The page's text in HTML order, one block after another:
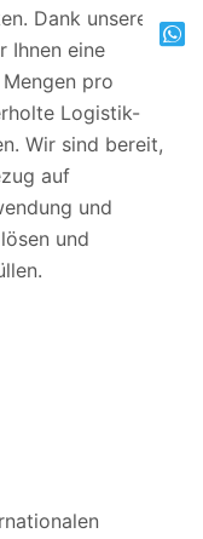
Dank unserer
Ihnen eine
pro
Logistik-
Wir sind bereit,
auf
und
und